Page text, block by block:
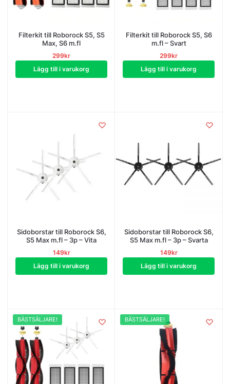
Filterkit till Roborock S5, S5
Max, S6 m.fl
299kr
Lägg till i varukorg
Filterkit till Roborock S5, S6
m.fl – Svart
299kr
Lägg till i varukorg
Sidoborstar till Roborock S6,
S5 Max m.fl – 3p – Vita
149kr
Lägg till i varukorg
Sidoborstar till Roborock S6,
S5 Max m.fl – 3p – Svarta
149kr
Lägg till i varukorg
BÄSTSÄLJARE! BÄSTSÄLJARE!